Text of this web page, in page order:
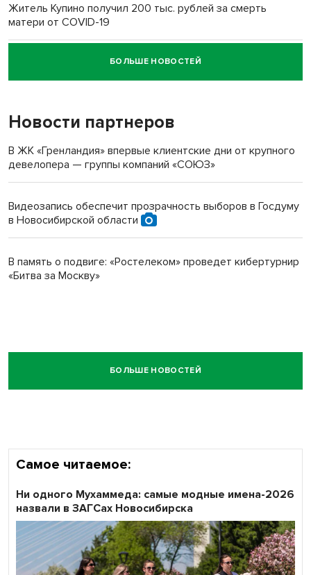
Житель Купино получил 200 тыс. рублей за смерть
матери от COVID-19
Новосибирский суд наказал водителя за смерть
пенсионерки на вокзале
БОЛЬШЕ НОВОСТЕЙ
Новости партнеров
В ЖК «Гренландия» впервые клиентские дни от крупного
девелопера — группы компаний «СОЮЗ»
Видеозапись обеспечит прозрачность выборов в Госдуму
в Новосибирской области
В память о подвиге: «Ростелеком» проведет кибертурнир
«Битва за Москву»
БОЛЬШЕ НОВОСТЕЙ
Самое читаемое:
Ни одного Мухаммеда: самые модные имена-2026
назвали в ЗАГСах Новосибирска